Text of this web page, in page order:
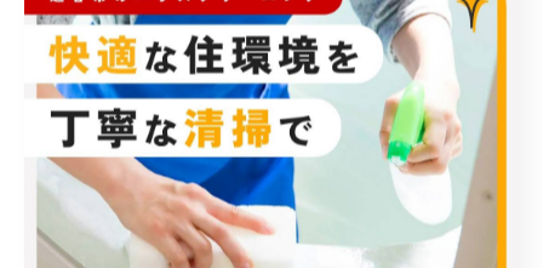
< 前のページ 一覧に戻る 次のページ >
カテゴリー Categories
全てのカテゴリー
エアコン